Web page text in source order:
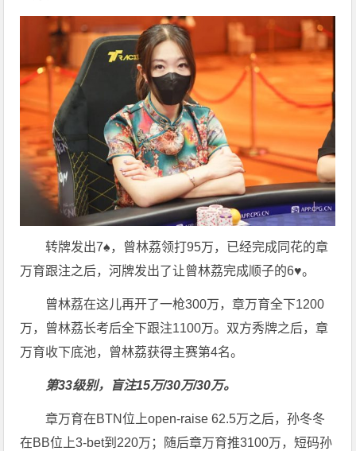
转牌发出7♠，曾林荔领打95万，已经完成同花的章
万育跟注之后，河牌发出了让曾林荔完成顺子的6♥。
曾林荔在这儿再开了一枪300万，章万育全下1200
万，曾林荔长考后全下跟注1100万。双方秀牌之后，章
万育收下底池，曾林荔获得主赛第4名。
第33级别，盲注15万/30万/30万。
章万育在BTN位上open-raise 62.5万之后，孙冬冬
在BB位上3-bet到220万；随后章万育推3100万，短码孙